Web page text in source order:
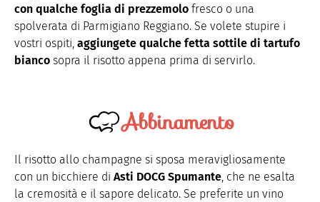
con qualche foglia di prezzemolo fresco o una
spolverata di Parmigiano Reggiano. Se volete stupire i
vostri ospiti, aggiungete qualche fetta sottile di tartufo
bianco sopra il risotto appena prima di servirlo.
Abbinamento
Il risotto allo champagne si sposa meravigliosamente
con un bicchiere di Asti DOCG Spumante, che ne esalta
la cremosità e il sapore delicato. Se preferite un vino